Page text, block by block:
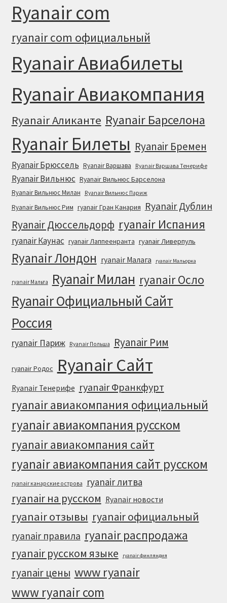
Ryanair com
ryanair com официальный
Ryanair Авиабилеты
Ryanair Авиакомпания
Ryanair Аликанте Ryanair Барселона
Ryanair Билеты Ryanair Бремен
Ryanair Брюссель Ryanair Варшава Ryanair Варшава Тенерифе
Ryanair Вильнюс Ryanair Вильнюс Барселона
Ryanair Вильнюс Милан Ryanair Вильнюс Париж
Ryanair Вильнюс Рим ryanair Гран Канария Ryanair Дублин
Ryanair Дюссельдорф ryanair Испания
ryanair Каунас ryanair Лаппеенранта ryanair Ливерпуль
Ryanair Лондон ryanair Малага ryanair Мальорка
ryanair Мальта Ryanair Милан ryanair Осло
Ryanair Официальный Cайт
Россия
ryanair Париж Ryanair Польша Ryanair Рим
ryanair Родос Ryanair Сайт
Ryanair Тенерифе ryanair Франкфурт
ryanair авиакомпания официальный
ryanair авиакомпания русском
ryanair авиакомпания сайт
ryanair авиакомпания сайт русском
ryanair канарские острова ryanair литва
ryanair на русском Ryanair новости
ryanair отзывы ryanair официальный
ryanair правила ryanair распродажа
ryanair русском языке ryanair финляндия
ryanair цены www ryanair
www ryanair com